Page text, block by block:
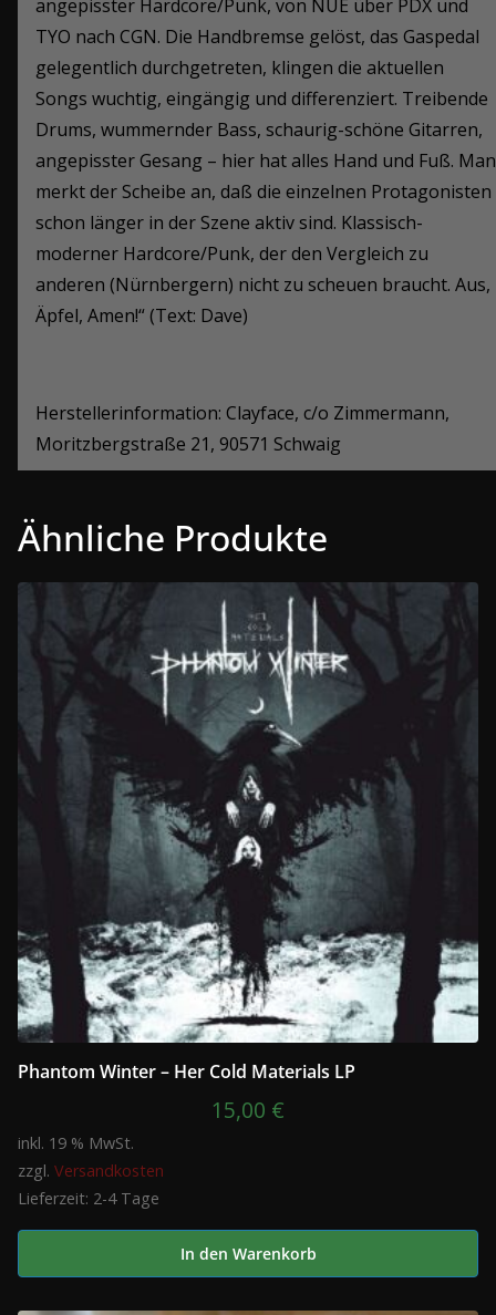
angepisster Hardcore/Punk, von NUE über PDX und
TYO nach CGN. Die Handbremse gelöst, das Gaspedal
gelegentlich durchgetreten, klingen die aktuellen
Songs wuchtig, eingängig und differenziert. Treibende
Drums, wummernder Bass, schaurig-schöne Gitarren,
angepisster Gesang – hier hat alles Hand und Fuß. Man
merkt der Scheibe an, daß die einzelnen Protagonisten
schon länger in der Szene aktiv sind. Klassisch-
moderner Hardcore/Punk, der den Vergleich zu
anderen (Nürnbergern) nicht zu scheuen braucht. Aus,
Äpfel, Amen!“ (Text: Dave)
Herstellerinformation: Clayface, c/o Zimmermann,
Moritzbergstraße 21, 90571 Schwaig
Ähnliche Produkte
Phantom Winter – Her Cold Materials LP
15,00 €
inkl. 19 % MwSt.
zzgl. Versandkosten
Lieferzeit: 2-4 Tage
In den Warenkorb